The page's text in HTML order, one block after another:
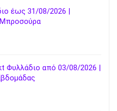
έως 31/08/2026 |
Φυλλάδιο από 03/08/2026 |